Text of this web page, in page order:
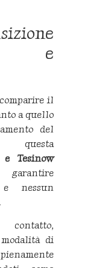
e
il
a quello
del
questa
e Tesinow
e nessun
di